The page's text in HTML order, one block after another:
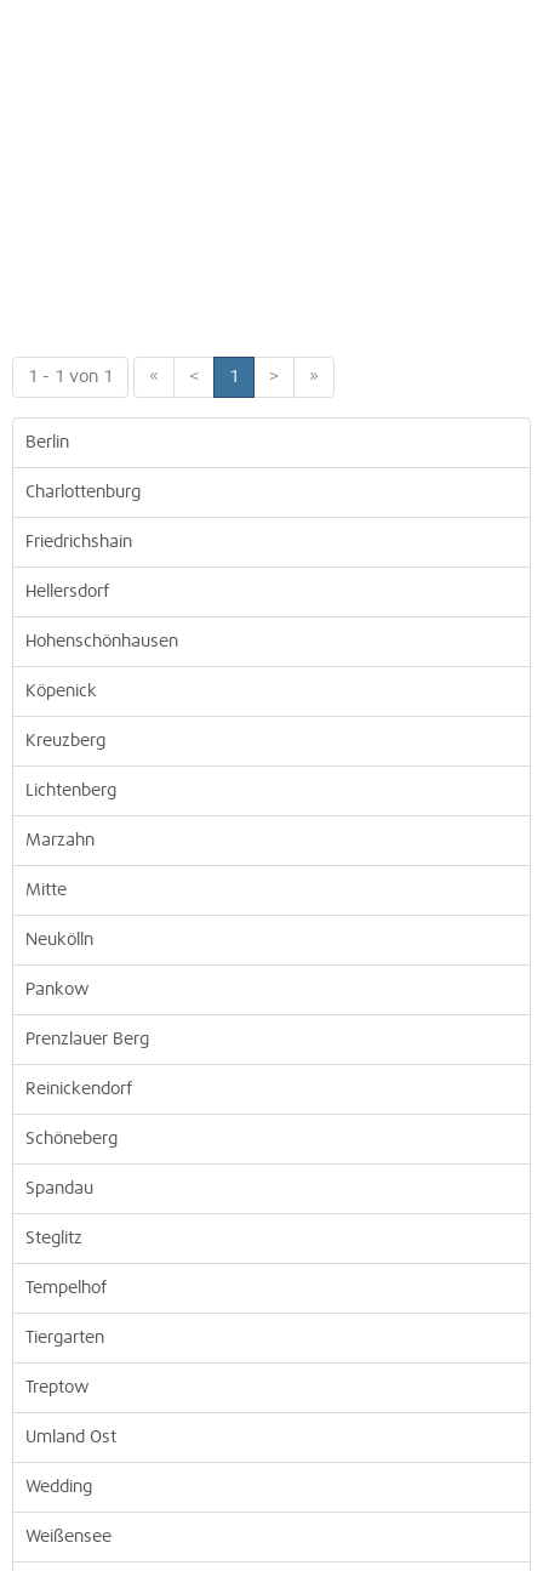
1 - 1 von 1 « < 1 > »
Berlin
Charlottenburg
Friedrichshain
Hellersdorf
Hohenschönhausen
Köpenick
Kreuzberg
Lichtenberg
Marzahn
Mitte
Neukölln
Pankow
Prenzlauer Berg
Reinickendorf
Schöneberg
Spandau
Steglitz
Tempelhof
Tiergarten
Treptow
Umland Ost
Wedding
Weißensee